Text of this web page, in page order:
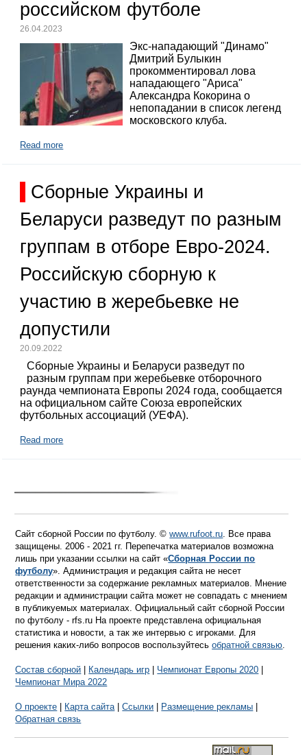
российском футболе
26.04.2023
Экс-нападающий "Динамо"
Дмитрий Булыкин
прокомментировал лова
нападающего "Ариса"
Александра Кокорина о
непопадании в список легенд
московского клуба.
Read more
Сборные Украины и
Беларуси разведут по разным
группам в отборе Евро-2024.
Российскую сборную к
участию в жеребьевке не
допустили
20.09.2022
Сборные Украины и Беларуси разведут по
разным группам при жеребьевке отборочного
раунда чемпионата Европы 2024 года, сообщается
на официальном сайте Союза европейских
футбольных ассоциаций (УЕФА).
Read more
Сайт сборной России по футболу. ©www.rufoot.ru. Все права
защищены. 2006 - 2021 гг. Перепечатка материалов возможна
лишь при указании ссылки на сайт «Сборная России по
футболу». Администрация и редакция сайта не несет
ответственности за содержание рекламных материалов. Мнение
редакции и администрации сайта может не совпадать с мнением
в публикуемых материалах. Официальный сайт сборной России
по футболу - rfs.ru На проекте представлена официальная
статистика и новости, а так же интервью с игроками. Для
решения каких-либо вопросов воспользуйтесьобратной связью.
Состав сборной Календарь игр Чемпионат Европы 2020
Чемпионат Мира 2022
О проекте Карта сайта|Ссылки Размещение рекламы
Обратная связь